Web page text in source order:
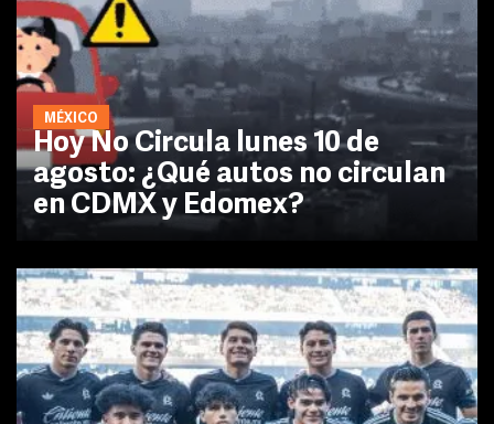
MÉXICO
Hoy No Circula lunes 10 de
agosto: ¿Qué autos no circulan
en CDMX y Edomex?